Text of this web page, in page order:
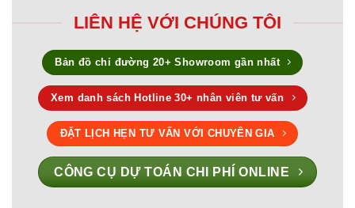
LIÊN HỆ VỚI CHÚNG TÔI
Bản đồ chỉ đường 20+ Showroom gần nhất
Xem danh sách Hotline 30+ nhân viên tư vấn
ĐẶT LỊCH HẸN TƯ VẤN VỚI CHUYÊN GIA
CÔNG CỤ DỰ TOÁN CHI PHÍ ONLINE